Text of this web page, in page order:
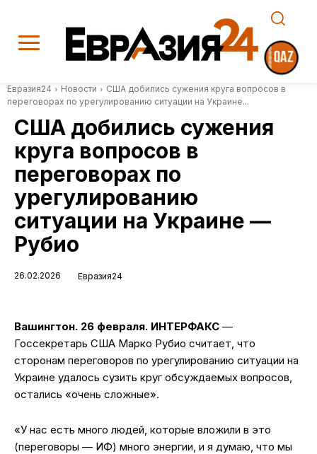
Евразия24 Новости
США добились сужения круга вопросов в
переговорах по урегулированию ситуации на Украине...
США добились сужения
круга вопросов в
переговорах по
урегулированию
ситуации на Украине —
Рубио
26.02.2026 Евразия24
Вашингтон. 26 февраля. ИНТЕРФАКС —
Госсекретарь США Марко Рубио считает, что
сторонам переговоров по урегулированию ситуации на
Украине удалось сузить круг обсуждаемых вопросов,
остались «очень сложные».
«У нас есть много людей, которые вложили в это
(переговоры — ИФ) много энергии, и я думаю, что мы